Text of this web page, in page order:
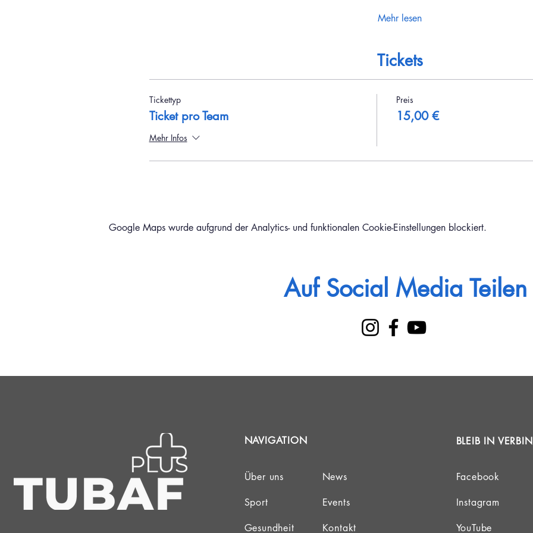
Mehr lesen
Tickets
Tickettyp
Ticket pro Team
Mehr Infos
Preis
15,00 €
Google Maps wurde aufgrund der Analytics- und funktionalen Cookie-Einstellungen blockiert.
Auf Social Media Teilen
NAVIGATION
Über uns
Sport
Gesundheit
News
Events
Kontakt
BLEIB IN
Facebook
Instagram
YouTube